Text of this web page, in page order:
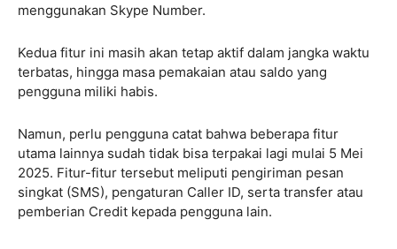
menggunakan Skype Number.
Kedua fitur ini masih akan tetap aktif dalam jangka waktu
terbatas, hingga masa pemakaian atau saldo yang
pengguna miliki habis.
Namun, perlu pengguna catat bahwa beberapa fitur
utama lainnya sudah tidak bisa terpakai lagi mulai 5 Mei
2025. Fitur-fitur tersebut meliputi pengiriman pesan
singkat (SMS), pengaturan Caller ID, serta transfer atau
pemberian Credit kepada pengguna lain.